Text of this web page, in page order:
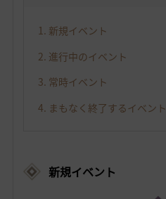
1. 新規イベント
2. 進行中のイベント
3. 常時イベント
4. まもなく終了するイベント
新規イベント